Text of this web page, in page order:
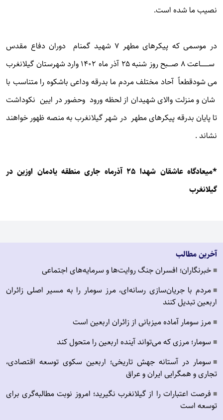
نصیب ما شده است.
در موسمی که پیکرهای مطهر ۷ شهید گمنام دوران دفاع مقدس
ســــــــاعت ۸ صــــبح روز شنبه ۲۵ آذر ماه ۱۴۰۲ وارد شهرستان گیلانغرب
می شودقطعاً آحاد مختلف مردم ما بدرقه وداعی باشکوه را متناسب با
شان و منزلت والای شهیدان از لحظه ورود وحضور در ایین نکوداشت
تا پایان بدرقه پیکرهای مطهر در شهر گیلانغرب به منصه ظهور خواهند
نشاند .
*میعادگاه عاشقان شهدا 25 آذرماه جاری منطقه یادمان اوزین در
گیلانغرب
آخرین مطالب
■ خبرنگاران؛ افسران جنگ روایت‌ها و سرمایه‌های اجتماعی
■ مردم با جریان‌سازی رسانه‌ای، مرز سومار را به مسیر اصلی زائران
اربعین تبدیل کنند
■ مرز سومار آماده میزبانی از زائران اربعین است
■ سومار؛ مرزی که می‌تواند آینده اربعین را متحول کند
■ سومار در آستانه جهش تاریخی؛ اربعین سکوی توسعه اقتصادی،
تجاری و همگرایی ایران و عراق
■ فرصت اعتبارات را از گیلانغرب نگیرید؛ امروز نوبت مطالبه‌گری برای
توسعه است